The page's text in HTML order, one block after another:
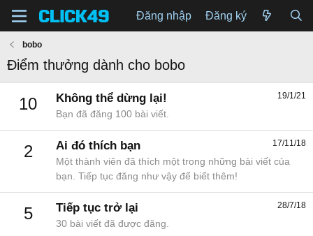
Đăng nhập Đăng ký
bobo
Điểm thưởng dành cho bobo
10 19/1/21
Không thể dừng lại!
Bạn đã đăng 100 bài viết.
2 17/11/18
Ai đó thích bạn
Một thành viên đã thích một trong những bài viết của
bạn. Tiếp tục đăng như vậy để biết thêm!
5 28/7/18
Tiếp tục trở lại
30 bài viết đã được đăng.